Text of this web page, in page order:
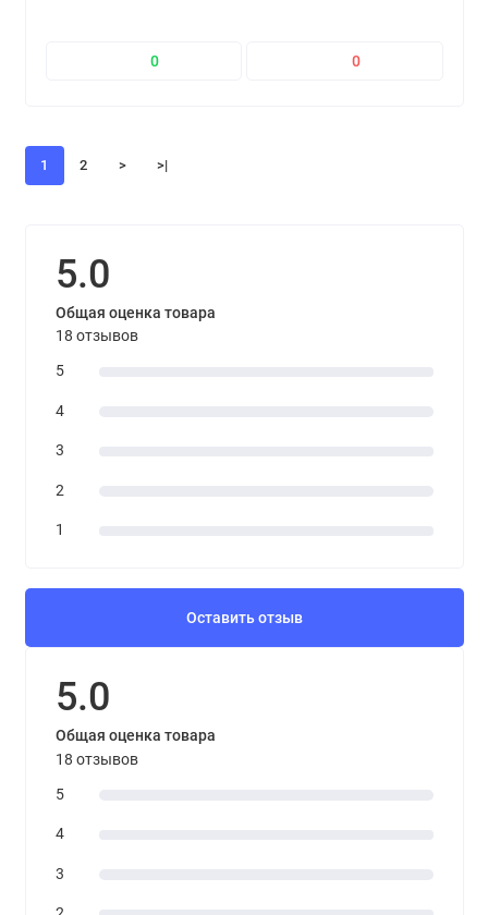
0 0
1 2 > >|
5.0
Общая оценка товара
18 отзывов
5
4
3
2
1
Оставить отзыв
5.0
Общая оценка товара
18 отзывов
5
4
3